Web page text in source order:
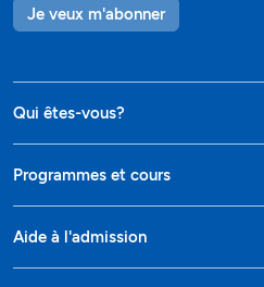
Je veux m'abonner
Qui êtes-vous?
Programmes et cours
Aide à l'admission